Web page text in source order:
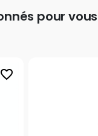
pour vous
favorite_border